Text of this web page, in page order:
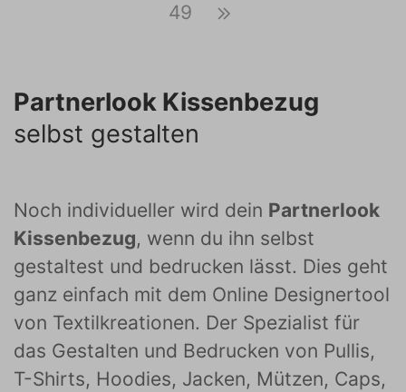
49
Partnerlook Kissenbezug
selbst gestalten
Noch individueller wird dein Partnerlook
Kissenbezug, wenn du ihn selbst
gestaltest und bedrucken lässt. Dies geht
ganz einfach mit dem Online Designertool
von Textilkreationen. Der Spezialist für
das Gestalten und Bedrucken von Pullis,
T-Shirts, Hoodies, Jacken, Mützen, Caps,